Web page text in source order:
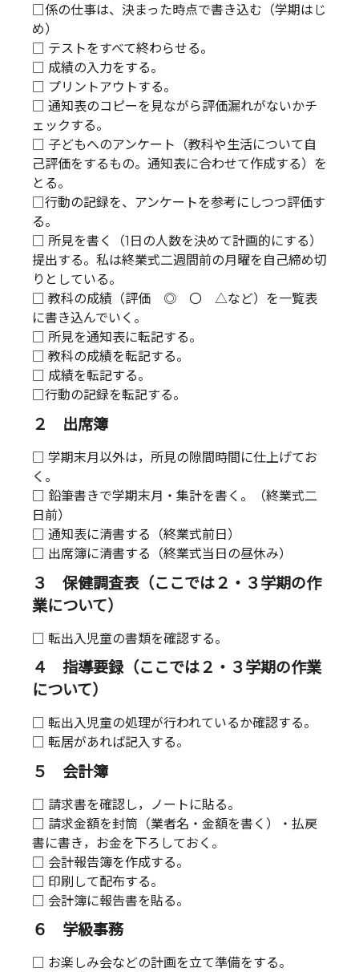
□係の仕事は、決まった時点で書き込む（学期はじ
め）
□ テストをすべて終わらせる。
□ 成績の入力をする。
□ プリントアウトする。
□ 通知表のコピーを見ながら評価漏れがないかチ
ェックする。
□ 子どもへのアンケート（教科や生活について自
己評価をするもの。通知表に合わせて作成する）を
とる。
□行動の記録を、アンケートを参考にしつつ評価す
る。
□ 所見を書く（1日の人数を決めて計画的にする）
提出する。私は終業式二週間前の月曜を自己締め切
りとしている。
□ 教科の成績（評価 ◎ 〇 △など）を一覧表
に書き込んでいく。
□ 所見を通知表に転記する。
□ 教科の成績を転記する。
□ 成績を転記する。
□行動の記録を転記する。
２ 出席簿
□ 学期末月以外は，所見の隙間時間に仕上げてお
く。
□ 鉛筆書きで学期末月・集計を書く。（終業式二
日前）
□ 通知表に清書する（終業式前日）
□ 出席簿に清書する（終業式当日の昼休み）
３ 保健調査表（ここでは２・３学期の作
業について）
□ 転出入児童の書類を確認する。
４ 指導要録（ここでは２・３学期の作業
について）
□ 転出入児童の処理が行われているか確認する。
□ 転居があれば記入する。
５ 会計簿
□ 請求書を確認し，ノートに貼る。
□ 請求金額を封筒（業者名・金額を書く）・払戻
書に書き，お金を下ろしておく。
□ 会計報告簿を作成する。
□ 印刷して配布する。
□ 会計簿に報告書を貼る。
６ 学級事務
□ お楽しみ会などの計画を立て準備をする。